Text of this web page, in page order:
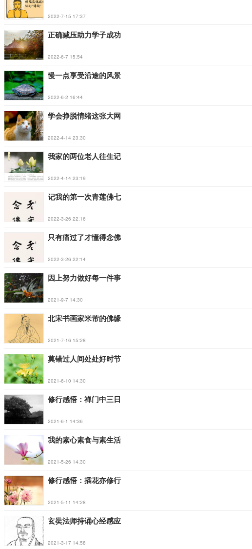
2022-7-15 17:37
正确减压助力学子成功
2022-6-7 15:54
慢一点享受沿途的风景
2022-6-2 16:44
学会挣脱情绪这张大网
2022-4-14 23:30
我家的两位老人往生记
2022-4-14 23:19
记我的第一次青莲佛七
2022-3-26 22:16
只有痛过了才懂得念佛
2022-3-26 22:14
因上努力做好每一件事
2021-9-7 14:30
北宋书画家米芾的佛缘
2021-7-16 15:28
莫错过人间处处好时节
2021-6-10 14:30
修行感悟：禅门中三日
2021-6-1 14:36
我的素心素食与素生活
2021-5-26 14:30
修行感悟：插花亦修行
2021-5-11 14:28
玄奘法师持诵心经感应
2021-3-17 14:58